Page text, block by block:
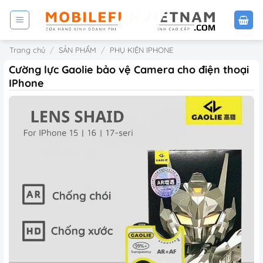
dungTrang chủ / SẢN PHẨM / PHỤ KIỆN IPHONE
Cường lực Gaolie bảo vệ Camera cho điện thoại
IPhone